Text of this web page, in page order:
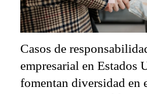
Casos de
empresarial en Estados
fomentan diversidad en